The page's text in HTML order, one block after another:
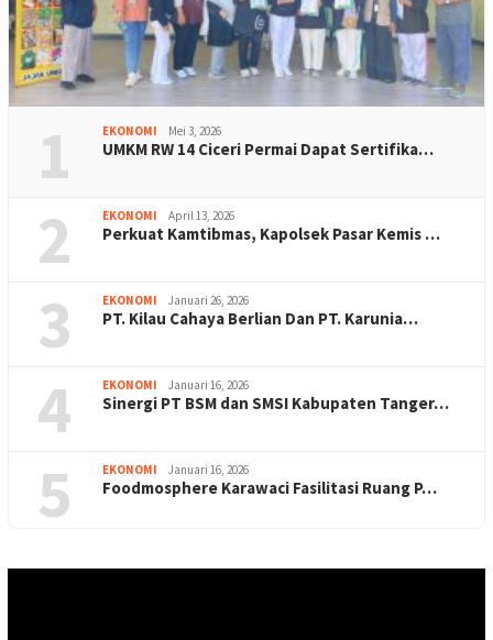
1 EKONOMI Mei 3, 2026
UMKM RW 14 Ciceri Permai Dapat Sertifika…
2 EKONOMI April 13, 2026
Perkuat Kamtibmas, Kapolsek Pasar Kemis …
3 EKONOMI Januari 26, 2026
PT. Kilau Cahaya Berlian Dan PT. Karunia…
4 EKONOMI Januari 16, 2026
Sinergi PT BSM dan SMSI Kabupaten Tanger…
5 EKONOMI Januari 16, 2026
Foodmosphere Karawaci Fasilitasi Ruang P…